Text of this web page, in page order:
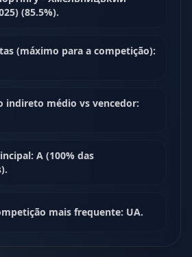
(85.5%).
(máximo para a competição):
indireto médio vs vencedor:
A (100% das
mais frequente: UA.